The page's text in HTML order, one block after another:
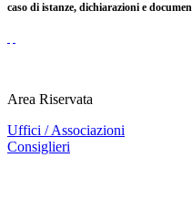
caso di istanze, dichiarazioni e
Area Riservata
Uffici / Associazioni
Consiglieri